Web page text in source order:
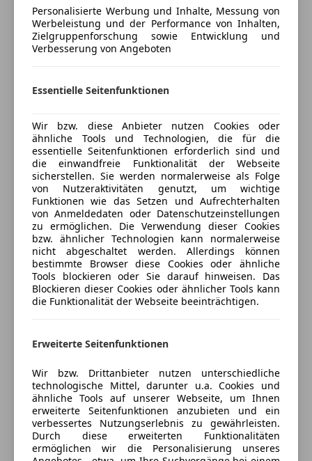
entrostet.
Pickerl wird neu gemacht und ist dann gültig bis
5.2027.
Mehr anzeigen
Versicherungsschutz an Ihre Bedürfnisse
anpassen
Freischaden-Gutschein ab Stufe 0
Auto einfach online versichern & Rabatt holen
Jetzt berechnen
3834 Wolfsegg, AT
Anbieter kontaktieren
Deine Nachricht
Personalisierte Werbung und Inhalte, Messung von
Werbeleistung und der Performance von Inhalten,
Zielgruppenforschung sowie Entwicklung und
Verbesserung von Angeboten
Essentielle Seitenfunktionen
Wir bzw. diese Anbieter nutzen Cookies oder
ähnliche Tools und Technologien, die für die
essentielle Seitenfunktionen erforderlich sind und
die einwandfreie Funktionalität der Webseite
sicherstellen. Sie werden normalerweise als Folge
von Nutzeraktivitäten genutzt, um wichtige
Funktionen wie das Setzen und Aufrechterhalten
von Anmeldedaten oder Datenschutzeinstellungen
zu ermöglichen. Die Verwendung dieser Cookies
bzw. ähnlicher Technologien kann normalerweise
nicht abgeschaltet werden. Allerdings können
bestimmte Browser diese Cookies oder ähnliche
Tools blockieren oder Sie darauf hinweisen. Das
Blockieren dieser Cookies oder ähnlicher Tools kann
die Funktionalität der Webseite beeinträchtigen.
Erweiterte Seitenfunktionen
Wir bzw. Drittanbieter nutzen unterschiedliche
technologische Mittel, darunter u.a. Cookies und
ähnliche Tools auf unserer Webseite, um Ihnen
erweiterte Seitenfunktionen anzubieten und ein
verbessertes Nutzungserlebnis zu gewährleisten.
Durch diese erweiterten Funktionalitäten
ermöglichen wir die Personalisierung unseres